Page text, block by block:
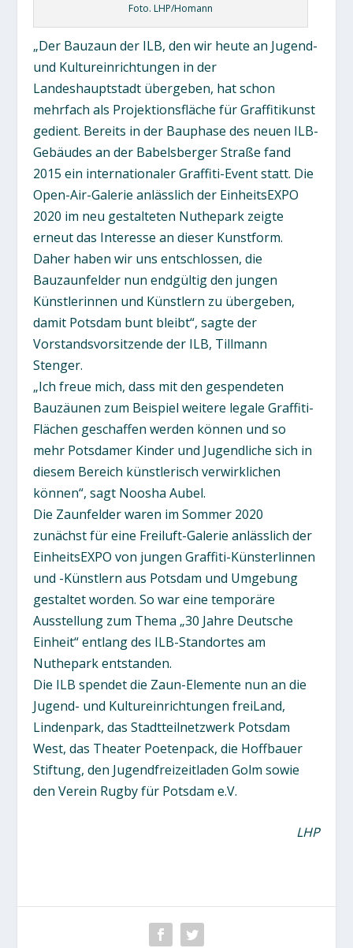
Foto. LHP/Homann
„Der Bauzaun der ILB, den wir heute an Jugend-
und Kultureinrichtungen in der
Landeshauptstadt übergeben, hat schon
mehrfach als Projektionsfläche für Graffitikunst
gedient. Bereits in der Bauphase des neuen ILB-
Gebäudes an der Babelsberger Straße fand
2015 ein internationaler Graffiti-Event statt. Die
Open-Air-Galerie anlässlich der EinheitsEXPO
2020 im neu gestalteten Nuthepark zeigte
erneut das Interesse an dieser Kunstform.
Daher haben wir uns entschlossen, die
Bauzaunfelder nun endgültig den jungen
Künstlerinnen und Künstlern zu übergeben,
damit Potsdam bunt bleibt“, sagte der
Vorstandsvorsitzende der ILB, Tillmann
Stenger.
„Ich freue mich, dass mit den gespendeten
Bauzäunen zum Beispiel weitere legale Graffiti-
Flächen geschaffen werden können und so
mehr Potsdamer Kinder und Jugendliche sich in
diesem Bereich künstlerisch verwirklichen
können“, sagt Noosha Aubel.
Die Zaunfelder waren im Sommer 2020
zunächst für eine Freiluft-Galerie anlässlich der
EinheitsEXPO von jungen Graffiti-Künsterlinnen
und -Künstlern aus Potsdam und Umgebung
gestaltet worden. So war eine temporäre
Ausstellung zum Thema „30 Jahre Deutsche
Einheit“ entlang des ILB-Standortes am
Nuthepark entstanden.
Die ILB spendet die Zaun-Elemente nun an die
Jugend- und Kultureinrichtungen freiLand,
Lindenpark, das Stadtteilnetzwerk Potsdam
West, das Theater Poetenpack, die Hoffbauer
Stiftung, den Jugendfreizeitladen Golm sowie
den Verein Rugby für Potsdam e.V.
LHP